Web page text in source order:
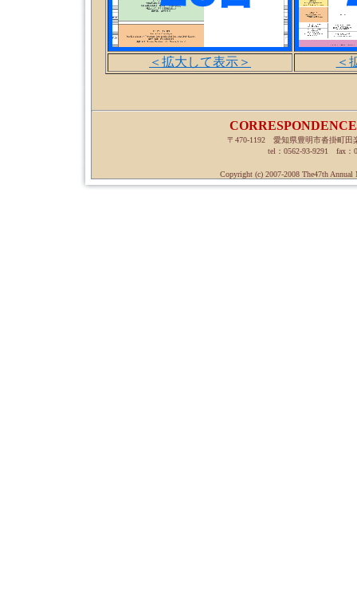
＜拡大して表示＞ ＜
〒470-1192 愛知県豊明市沓掛町
tel：0562-93-9291 fax
Copyright (c) 2007-2008 The47th